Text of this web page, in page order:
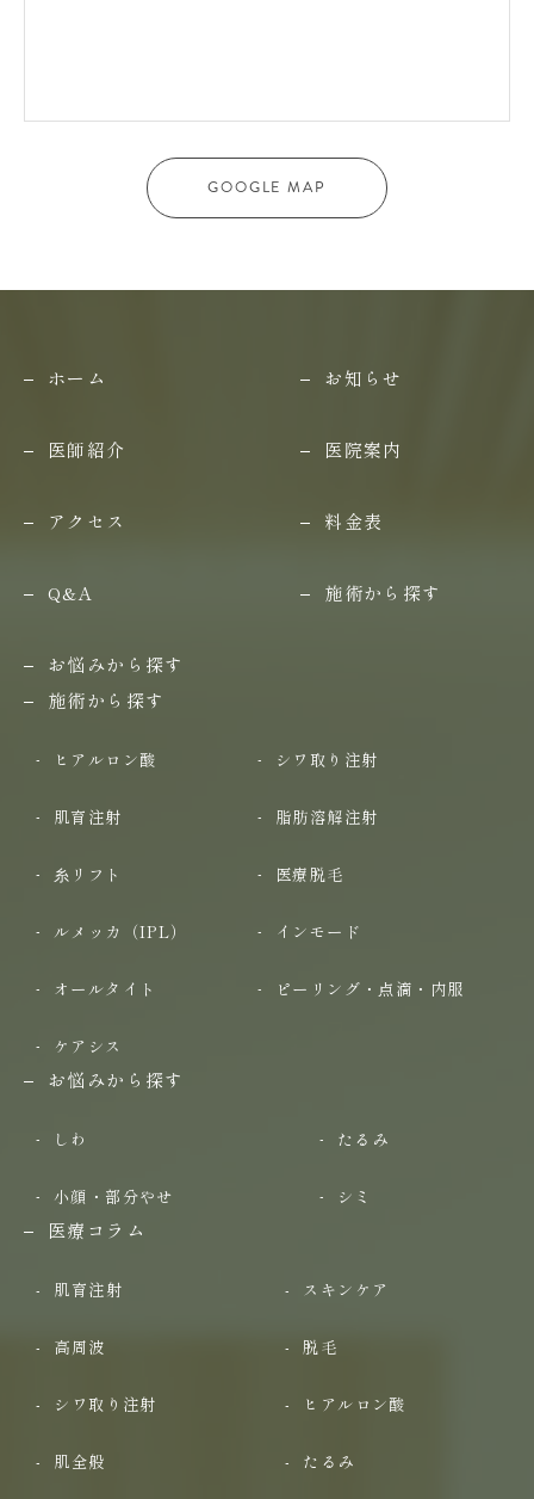
GOOGLE MAP
ホーム お知らせ
医師紹介 医院案内
アクセス 料金表
Q&A 施術から探す
お悩みから探す
施術から探す
ヒアルロン酸 シワ取り注射
肌育注射 脂肪溶解注射
糸リフト 医療脱毛
ルメッカ（IPL） インモード
オールタイト ピーリング・点滴・内服
ケアシス
お悩みから探す
しわ たるみ
小顔・部分やせ シミ
医療コラム
肌育注射 スキンケア
高周波 脱毛
シワ取り注射 ヒアルロン酸
肌全般 たるみ